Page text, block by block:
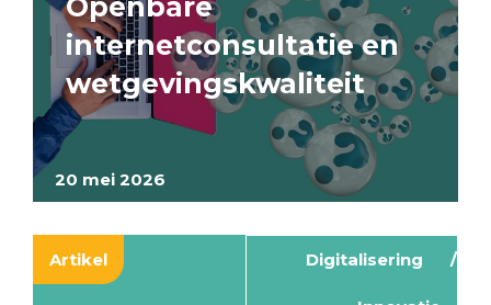
20 mei 2026
Openbare
internetconsultatie en
wetgevingskwaliteit
Artikel Digitalisering